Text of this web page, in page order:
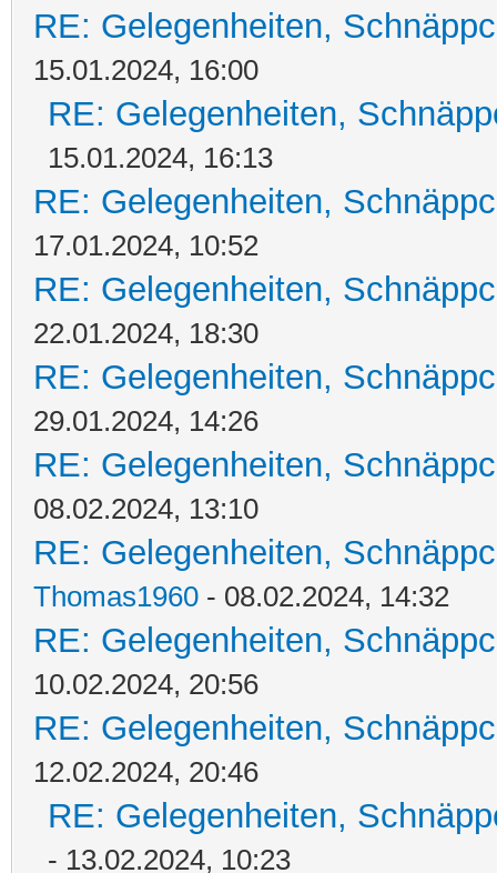
RE: Gelegenheiten,
15.01.2024, 16:00
RE: Gelegenheiten,
15.01.2024, 16:13
RE: Gelegenheiten,
17.01.2024, 10:52
RE: Gelegenheiten,
22.01.2024, 18:30
RE: Gelegenheiten,
29.01.2024, 14:26
RE: Gelegenheiten,
08.02.2024, 13:10
RE: Gelegenheiten,
Thomas1960 - 08.02.2024, 14:32
RE: Gelegenheiten,
10.02.2024, 20:56
RE: Gelegenheiten,
12.02.2024, 20:46
RE: Gelegenheiten,
- 13.02.2024, 10:23